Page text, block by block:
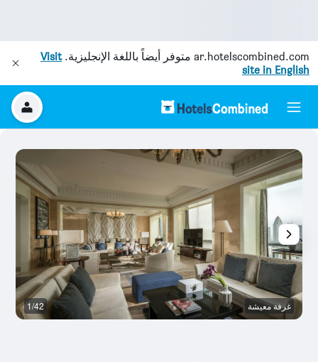
ar.hotelscombined.com متوفر أيضاً باللغة الإنجليزية.Visit
site in English
غرفة معيشة 1/42